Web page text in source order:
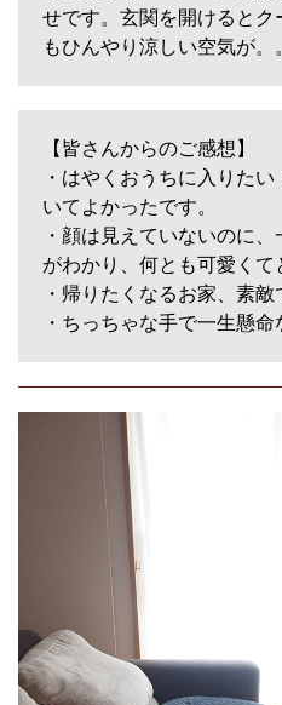
せです。玄関を開けるとク
もひんやり涼しい空気が。
【皆さんからのご感想】
・はやくおうちに入りた
いてよかったです。
・顔は見えていないのに
がわかり、何とも可愛くて
・帰りたくなるお家、素敵
・ちっちゃな手で一生懸命